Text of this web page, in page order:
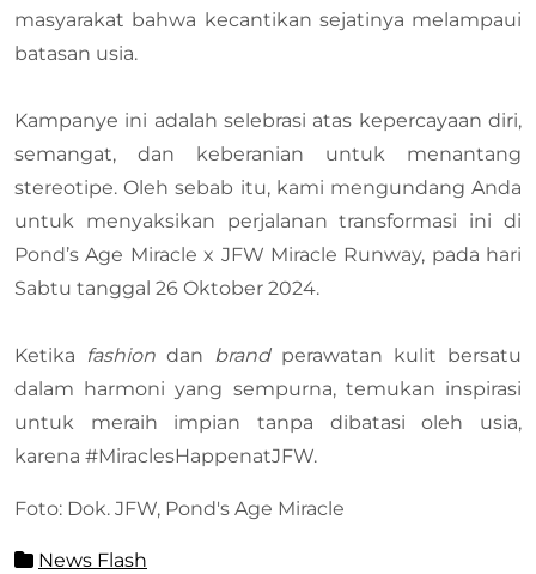
masyarakat bahwa kecantikan sejatinya melampaui
batasan usia.
Kampanye ini adalah selebrasi atas kepercayaan diri,
semangat, dan keberanian untuk menantang
stereotipe. Oleh sebab itu, kami mengundang Anda
untuk menyaksikan perjalanan transformasi ini di
Pond’s Age Miracle x JFW Miracle Runway, pada hari
Sabtu tanggal 26 Oktober 2024.
Ketika fashion dan brandperawatan kulit bersatu
dalam harmoni yang sempurna, temukan inspirasi
untuk meraih impian tanpa dibatasi oleh usia,
karena #MiraclesHappenatJFW.
Foto: Dok. JFW, Pond's Age Miracle
News Flash